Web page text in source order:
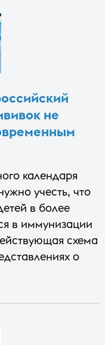
не
календаря
учесть, что
в более
в иммунизации
схема
о